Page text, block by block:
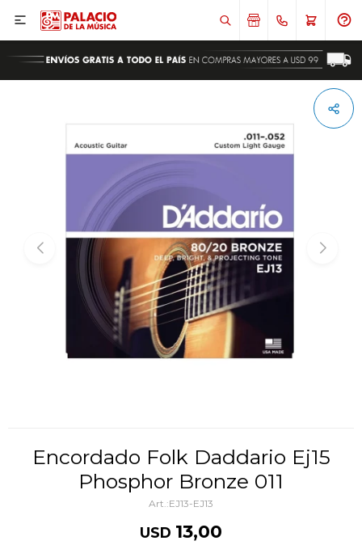

Encordado Folk Daddario Ej15
Phosphor Bronze 011
EJ13-EJ13
USD 13,00